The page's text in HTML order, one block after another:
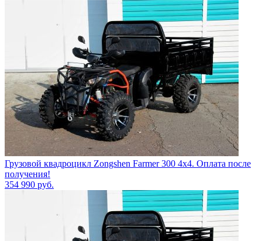
Грузовой квадроцикл Zongshen Farmer 300 4х4. Оплата после
получения!
354 990 руб.